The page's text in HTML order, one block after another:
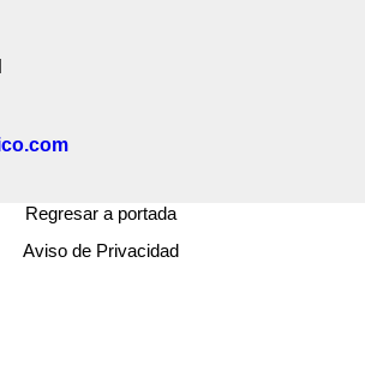
Regresar a portada
Aviso de Privacidad